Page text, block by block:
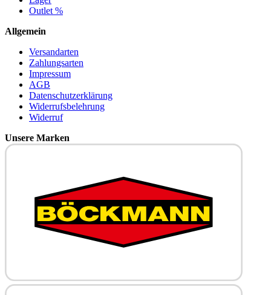
Outlet %
Allgemein
Versandarten
Zahlungsarten
Impressum
AGB
Datenschutzerklärung
Widerrufsbelehrung
Widerruf
Unsere Marken